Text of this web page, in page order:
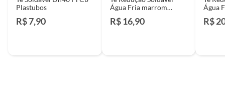
Plastubos
R$ 7,90
Água Fria marrom
R$ 16,90
Água
R$